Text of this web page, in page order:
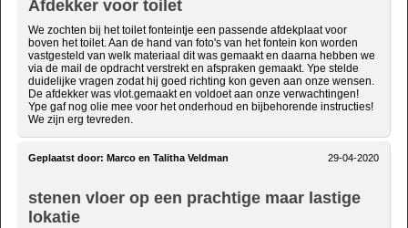
Afdekker voor toilet
We zochten bij het toilet fonteintje een passende afdekplaat voor
boven het toilet. Aan de hand van foto's van het fontein kon worden
vastgesteld van welk materiaal dit was gemaakt en daarna hebben we
via de mail de opdracht verstrekt en afspraken gemaakt. Ype stelde
duidelijke vragen zodat hij goed richting kon geven aan onze wensen.
De afdekker was vlot.gemaakt en voldoet aan onze verwachtingen!
Ype gaf nog olie mee voor het onderhoud en bijbehorende instructies!
We zijn erg tevreden.
29-04-2020
Geplaatst door: Marco en Talitha Veldman
stenen vloer op een prachtige maar lastige
lokatie